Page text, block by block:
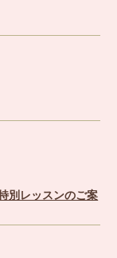
別レッスンのご案